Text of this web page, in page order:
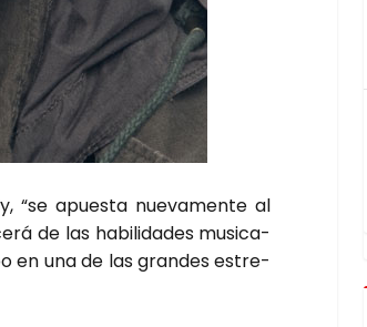
“se apues­ta nue­va­men­te al
de las habi­li­da­des musi­ca­
en una de las gran­des estre­